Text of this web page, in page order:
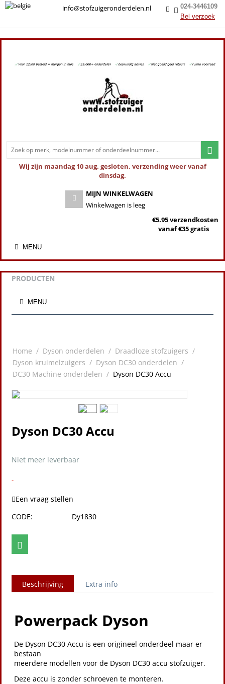
024-3446109
Bel verzoek
info@stofzuigeronderdelen.nl
Wij zijn maandag 10 aug. gesloten, verzending weer vanaf
dinsdag.
MIJN WINKELWAGEN
Winkelwagen is leeg
€5.95 verzendkosten
vanaf €35 gratis
MENU
PRODUCTEN
MENU
Home / Dyson onderdelen / Draadloze stofzuigers /
Dyson kruimelzuigers / Dyson DC30 onderdelen /
DC30 Machine onderdelen / Dyson DC30 Accu
Dyson DC30 Accu
Niet meer leverbaar
-
Een vraag stellen
CODE:
Dy1830
Beschrijving Extra info
Powerpack Dyson
De Dyson DC30 Accu is een origineel onderdeel maar er
bestaan
meerdere modellen voor de Dyson DC30 accu stofzuiger.
Deze accu is zonder schroeven te monteren.